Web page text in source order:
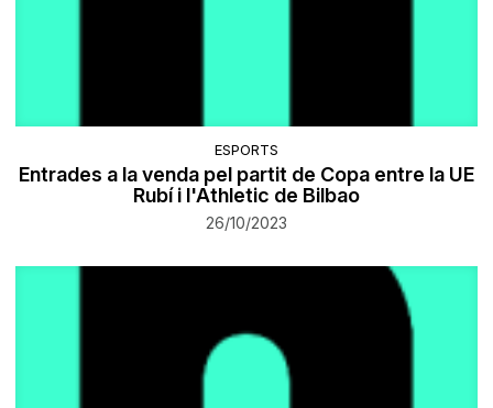
ESPORTS
Entrades a la venda pel partit de Copa entre la UE
Rubí i l'Athletic de Bilbao
26/10/2023